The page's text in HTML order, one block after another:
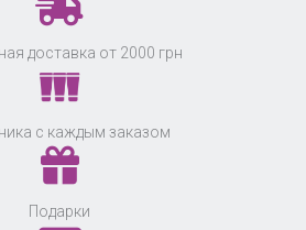
доставка от 2000 грн
с каждым заказом
Подарки